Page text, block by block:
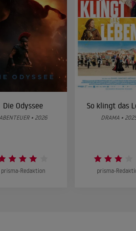
Die Odyssee
• 2026
prisma-Redaktion
So klingt das
DRAMA •
prisma-